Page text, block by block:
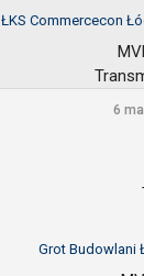
ŁKS Commercecon
6
Grot Budowlani